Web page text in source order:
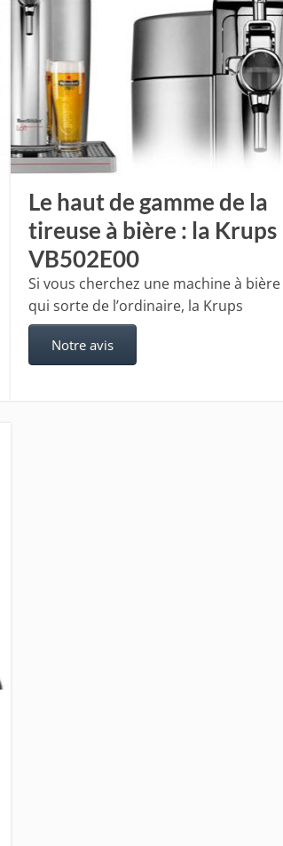
Le haut de gamme de la
tireuse à bière : la Krups
VB502E00
Si vous cherchez une machine à bière
qui sorte de l’ordinaire, la Krups
Notre avis